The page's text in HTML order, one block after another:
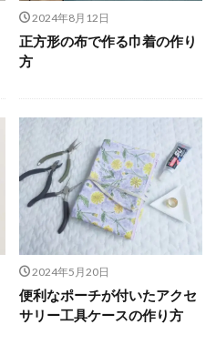
2024年8月12日
正方形の布で作る巾着の作り
方
2024年5月20日
便利なポーチが付いたアクセ
サリー工具ケースの作り方